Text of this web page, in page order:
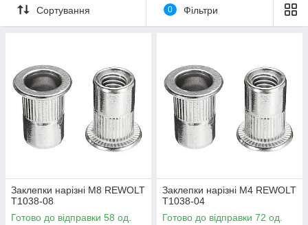
Сортування 0 Фільтри
Заклепки нарізні М8 REWOLT
T1038-08
Готово до відправки 58 од.
Заклепки нарізні М4 REWOLT
T1038-04
Готово до відправки 72 од.